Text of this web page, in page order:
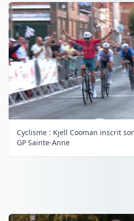
Cyclisme : Kjell Cooman inscrit
GP Sainte-Anne